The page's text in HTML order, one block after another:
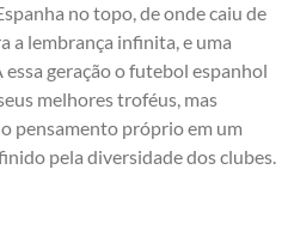
no topo, de onde caiu de
a lembrança infinita, e uma
geração o futebol espanhol
melhores troféus, mas
pensamento próprio em um
pela diversidade dos clubes.